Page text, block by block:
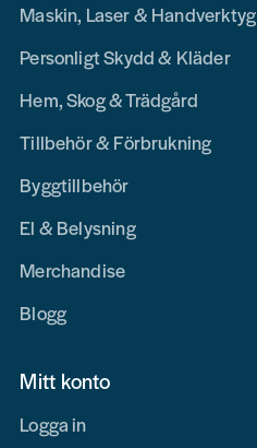
Maskin, Laser & Handverktyg
Personligt Skydd & Kläder
Hem, Skog & Trädgård
Tillbehör & Förbrukning
Byggtillbehör
El & Belysning
Merchandise
Blogg
Mitt konto
Logga in